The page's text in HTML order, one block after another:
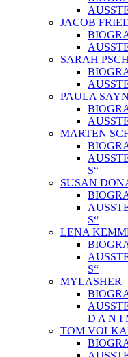
JACOB
SARAH
PAULA
MARTEN
S“
SUSAN
S“
LENA
S“
MYLASHER
D A N I
TOM